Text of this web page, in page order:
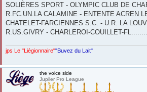
SOLIÈRES SPORT - OLYMPIC CLUB DE
R.FC.UN.LA CALAMINE - ENTENTE ACREN
CHATELET-FARCIENNES S.C. - U.R. LA
R.US.GIVRY - CHARLEROI-COUILLET-
jps Le "Liègionnaire""Buvez du Lait"
the voice side
Jupiler Pro League